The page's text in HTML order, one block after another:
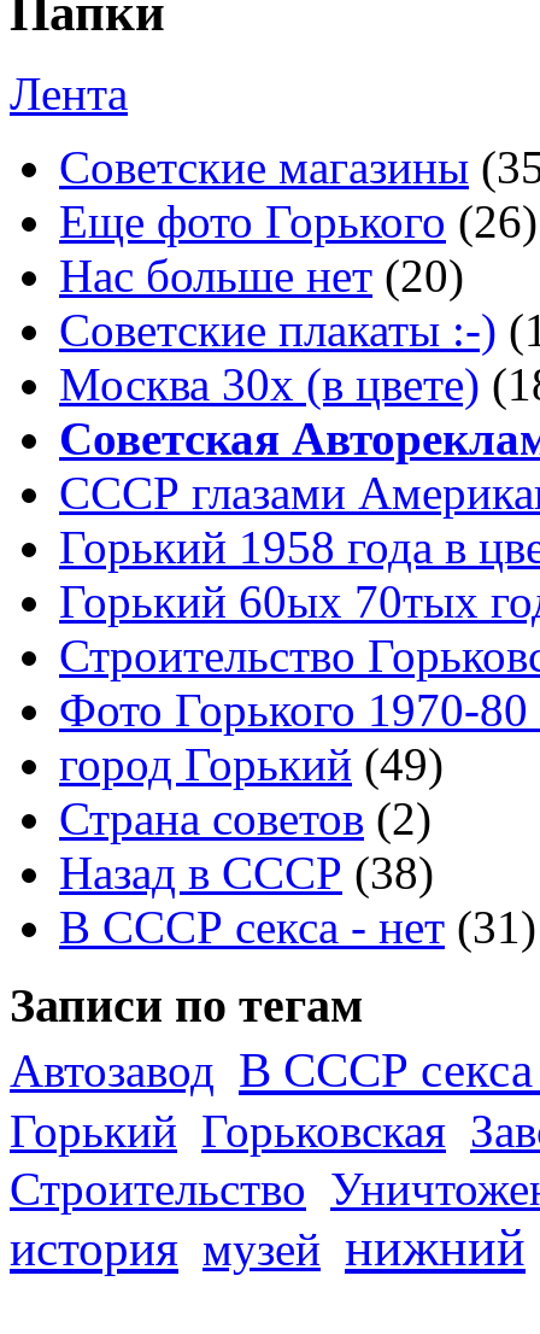
Папки
Лента
Советские магазины
Еще фото Горького (26)
Нас больше нет (20)
Советские плакаты :-)
Москва 30x (в цвете)
Советская
СССР глазами
Горький 1958 года в
Горький 60ых 70тых
Строительство
Фото Горького 1970-80
город Горький (49)
Страна советов (2)
Назад в СССР (38)
В СССР секса - нет (31)
Записи по тегам
Автозавод В СССР секса
Горький Горьковская
Строительство
история музей нижний